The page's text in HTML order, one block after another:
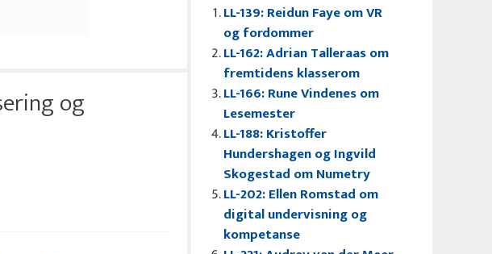
og
LL-139: Reidun Faye om VR
og fordommer
LL-162: Adrian Talleraas om
fremtidens klasserom
LL-166: Rune Vindenes om
Lesemester
LL-188: Kristoffer
Hundershagen og Ingvild
Skogestad om Numetry
LL-202: Ellen Romstad om
digital undervisning og
kompetanse